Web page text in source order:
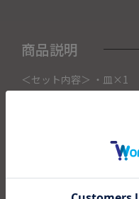
商品説明
＜セット内容＞ ・皿×1
こちらの商品はORIBE
ご注文いただいたタイミ
売り切れた場合は、キャ
またORIBE NAGOYAか